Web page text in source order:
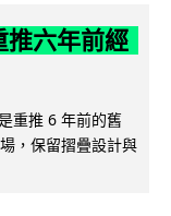
推六年前經
重推 6 年前的舊
，保留摺疊設計與